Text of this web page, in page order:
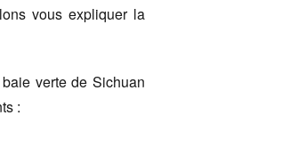
vous expliquer la
verte de Sichuan
: